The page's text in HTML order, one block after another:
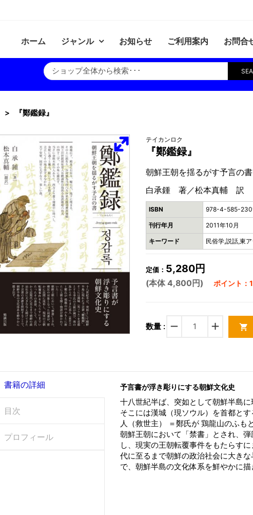
ホーム ジャンル お知らせ ご利用案内 お問合
『鄭鑑録』
テイカンロク
『鄭鑑録』
朝鮮王朝を揺るがす予言の書
白承鍾 著／松本真輔 訳
ISBN 978-4-585-
刊行年月 2011年10月
キーワード 民俗学,説話,東
定価： 5,280円
(本体 4,800円) ポイント：
数量 : remove add shopping_cart
書籍の詳細
目次
プロフィール
予言書が浮き彫りにする朝鮮文化史
十八世紀半ば、突如として朝鮮半島
そこには漢城（現ソウル）を首都と
人（救世主） ＝鄭氏が 鶏龍山のふ
朝鮮王朝において「禁書」とされ、
し、現実の王朝転覆事件をもたらす
代に至るまで朝鮮の政治社会に大き
で、朝鮮半島の文化体系を鮮やかに